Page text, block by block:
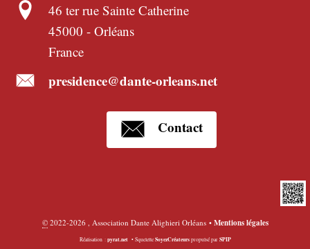
46 ter rue Sainte Catherine
45000 - Orléans
France
presidence@dante-orleans.net
Contact
©2022-2026 , Association Dante Alighieri Orléans • Mentions légales
Réalisation : pyrat.net •Squelette SoyezCréateurspropulsé par SPIP